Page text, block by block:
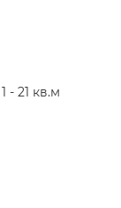
1 - 21 кв.м